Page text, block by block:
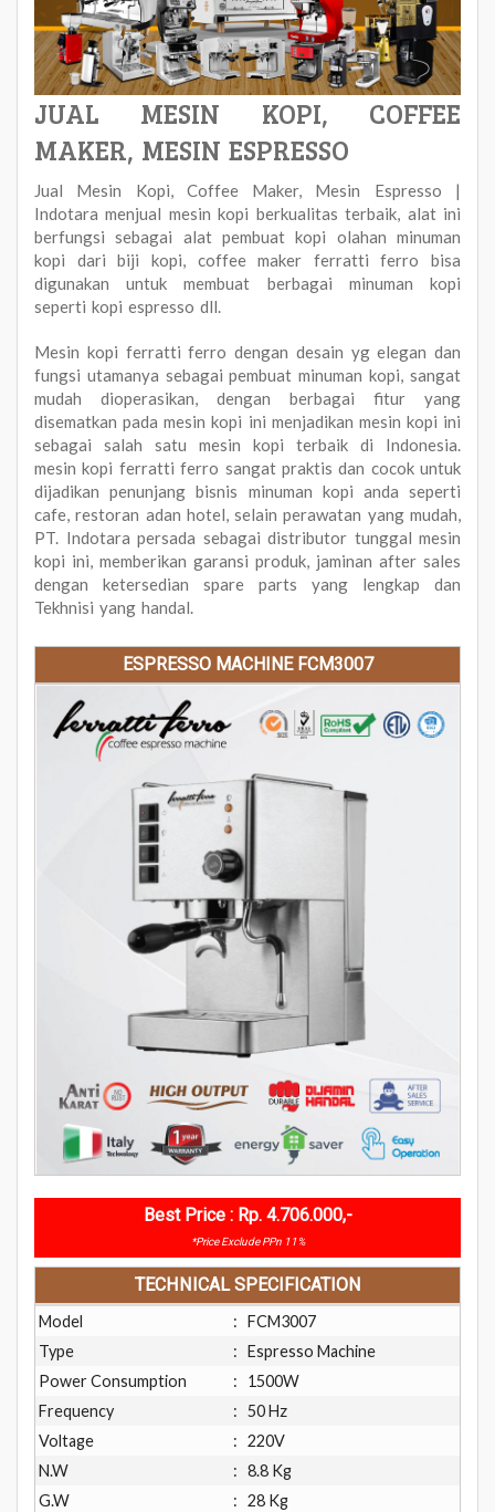
JUAL MESIN KOPI, COFFEE
MAKER, MESIN ESPRESSO
Jual Mesin Kopi, Coffee Maker, Mesin Espresso |
Indotara menjual mesin kopi berkualitas terbaik, alat ini
berfungsi sebagai alat pembuat kopi olahan minuman
kopi dari biji kopi, coffee maker ferratti ferro bisa
digunakan untuk membuat berbagai minuman kopi
seperti kopi espresso dll.
Mesin kopi ferratti ferro dengan desain yg elegan dan
fungsi utamanya sebagai pembuat minuman kopi, sangat
mudah dioperasikan, dengan berbagai fitur yang
disematkan pada mesin kopi ini menjadikan mesin kopi ini
sebagai salah satu mesin kopi terbaik di Indonesia.
mesin kopi ferratti ferro sangat praktis dan cocok untuk
dijadikan penunjang bisnis minuman kopi anda seperti
cafe, restoran adan hotel, selain perawatan yang mudah,
PT. Indotara persada sebagai distributor tunggal mesin
kopi ini, memberikan garansi produk, jaminan after sales
dengan ketersedian spare parts yang lengkap dan
Tekhnisi yang handal.
ESPRESSO MACHINE FCM3007
Best Price : Rp. 4.706.000,-
*Price Exclude PPn 11%
TECHNICAL SPECIFICATION
Model :
FCM3007
Type
:
Espresso Machine
Power Consumption
:
1500W
Frequency
:
50 Hz
Voltage
:
220V
N.W
:
8.8 Kg
G.W
:
28 Kg